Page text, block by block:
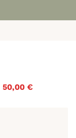
50,00 €